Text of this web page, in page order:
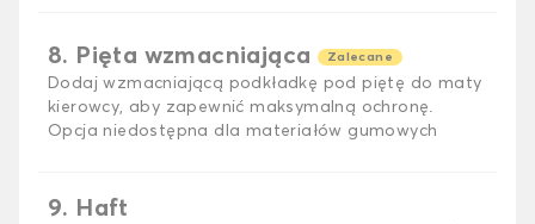
8. Pięta wzmacniająca Zalecane
Dodaj wzmacniającą podkładkę pod piętę do maty
kierowcy, aby zapewnić maksymalną ochronę.
Opcja niedostępna dla materiałów gumowych
9. Haft